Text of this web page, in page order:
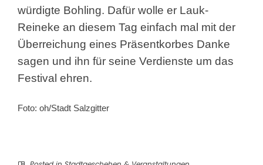
würdigte Bohling. Dafür wolle er Lauk-
Reineke an diesem Tag einfach mal mit der
Überreichung eines Präsentkorbes Danke
sagen und ihn für seine Verdienste um das
Festival ehren.
Foto: oh/Stadt Salzgitter